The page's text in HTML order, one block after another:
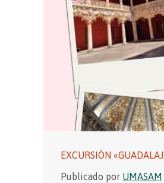
EXCURSIÓN
Publicado por UMASAM